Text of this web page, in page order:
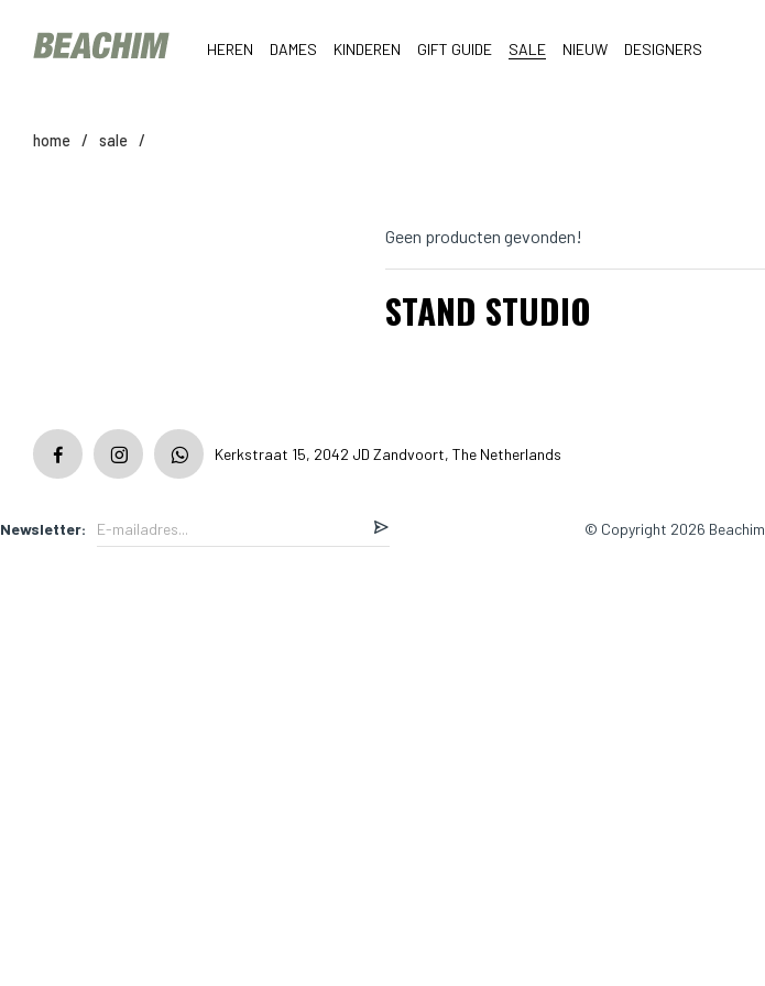
HEREN DAMES KINDEREN GIFT GUIDE SALE NIEUW DESIGNERS
home / sale /
Geen producten gevonden!
STAND STUDIO
Kerkstraat 15, 2042 JD Zandvoort, The Netherlands
Newsletter: © Copyright 2026 Beachim